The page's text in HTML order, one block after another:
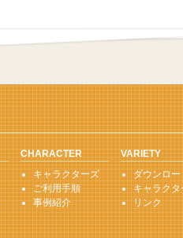
CHARACTER
キャラクターズ
ご利用手順
事例紹介
VARIETY
ダウンロ
キャラク
リンク